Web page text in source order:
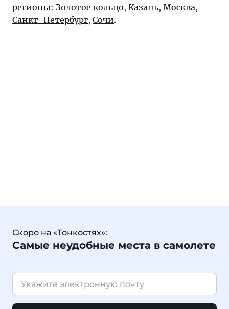
регионы: Золотое кольцо, Казань, Москва,
Санкт-Петербург, Сочи.
Скоро на «Тонкостях»:
Самые неудобные места в самолете